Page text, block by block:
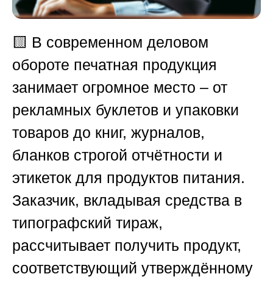
🟨 В современном деловом
обороте печатная продукция
занимает огромное место – от
рекламных буклетов и упаковки
товаров до книг, журналов,
бланков строгой отчётности и
этикеток для продуктов питания.
Заказчик, вкладывая средства в
типографский тираж,
рассчитывает получить продукт,
соответствующий утверждённому